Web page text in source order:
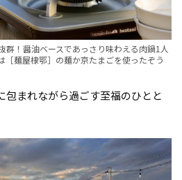
群！醤油ベースであっさり味わえる肉鍋1人
麺屋棣鄂］の麺か京たまごを使ったぞう
包まれながら過ごす至福のひとと